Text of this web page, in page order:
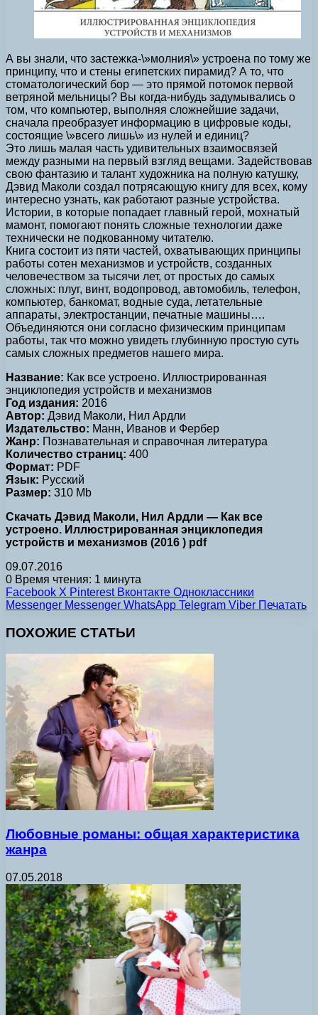
А вы знали, что застежка-\»молния\» устроена по тому же
принципу, что и стены египетских пирамид? А то, что
стоматологический бор — это прямой потомок первой
ветряной мельницы? Вы когда-нибудь задумывались о
том, что компьютер, выполняя сложнейшие задачи,
сначала преобразует информацию в цифровые коды,
состоящие \»всего лишь\» из нулей и единиц?
Это лишь малая часть удивительных взаимосвязей
между разными на первый взгляд вещами. Задействовав
свою фантазию и талант художника на полную катушку,
Дэвид Маколи создал потрясающую книгу для всех, кому
интересно узнать, как работают разные устройства.
Истории, в которые попадает главный герой, мохнатый
мамонт, помогают понять сложные технологии даже
технически не подкованному читателю.
Книга состоит из пяти частей, охватывающих принципы
работы сотен механизмов и устройств, созданных
человечеством за тысячи лет, от простых до самых
сложных: плуг, винт, водопровод, автомобиль, телефон,
компьютер, банкомат, водные суда, летательные
аппараты, электростанции, печатные машины….
Объединяются они согласно физическим принципам
работы, так что можно увидеть глубинную простую суть
самых сложных предметов нашего мира.
Название: Как все устроено. Иллюстрированная
энциклопедия устройств и механизмов
Год издания: 2016
Автор: Дэвид Маколи, Нил Ардли
Издательство: Манн, Иванов и Фербер
Жанр: Познавательная и справочная литература
Количество страниц: 400
Формат: PDF
Язык: Русский
Размер: 310 Mb
Скачать Дэвид Маколи, Нил Ардли — Как все
устроено. Иллюстрированная энциклопедия
устройств и механизмов (2016 ) pdf
09.07.2016
0 Время чтения: 1 минута
Facebook X Pinterest Вконтакте Одноклассники
Messenger Messenger WhatsApp Telegram Viber Печатать
ПОХОЖИЕ СТАТЬИ
Любовные романы: общая характеристика
жанра
07.05.2018